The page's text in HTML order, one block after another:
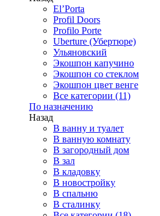
El’Porta
Profil Doors
Profilo Porte
Uberture (Убертюре)
Ульяновский
Экошпон капучино
Экошпон со стеклом
Экошпон цвет венге
Все категории (11)
По назначению
Назад
В ванну и туалет
В ванную комнату
В загородный дом
В зал
В кладовку
В новостройку
В спальню
В сталинку